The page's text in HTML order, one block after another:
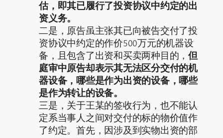
估，即其已履行了投资协议中约定的出
资义务。
二是，原告虽主张其已向被告交付了投
资协议中约定的作价500万元的机器设
备，且包含了出资和买卖两种目的，但
庭审中原告却表示其无法区分交付的机
器设备，哪些是作为出资的设备，哪些
是作为转让的设备。
三是，关于王某的签收行为，也不能认
定系当事人之间对交付的标的物价值作
了约定。首先，因涉及到实物出资的部